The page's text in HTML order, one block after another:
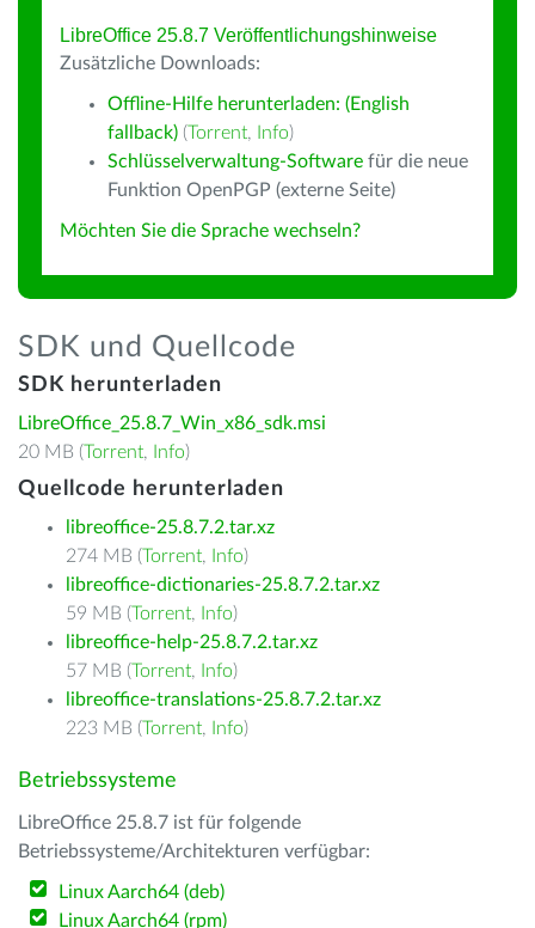
LibreOffice 25.8.7 Veröffentlichungshinweise
Zusätzliche Downloads:
Offline-Hilfe herunterladen: (English
fallback) (Torrent, Info)
Schlüsselverwaltung-Software für die neue
Funktion OpenPGP (externe Seite)
Möchten Sie die Sprache wechseln?
SDK und Quellcode
SDK herunterladen
LibreOffice_25.8.7_Win_x86_sdk.msi
20 MB (Torrent, Info)
Quellcode herunterladen
libreoffice-25.8.7.2.tar.xz
274 MB (Torrent, Info)
libreoffice-dictionaries-25.8.7.2.tar.xz
59 MB (Torrent, Info)
libreoffice-help-25.8.7.2.tar.xz
57 MB (Torrent, Info)
libreoffice-translations-25.8.7.2.tar.xz
223 MB (Torrent, Info)
Betriebssysteme
LibreOffice 25.8.7 ist für folgende
Betriebssysteme/Architekturen verfügbar:
Linux Aarch64 (deb)
Linux Aarch64 (rpm)